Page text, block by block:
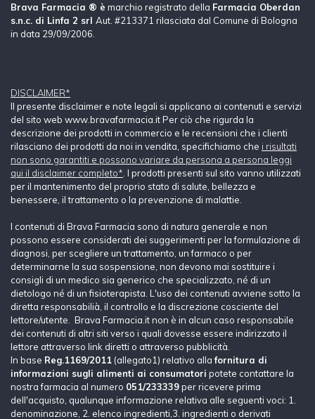
Brava Farmacia ® è marchio registrato della Farmacia Oberdan
s.n.c. di Linfa 2 srl Aut. #213371 rilasciata dal Comune di Bologna
in data 29/09/2006.
DISCLAIMER*
Il presente disclaimer e note legali si applicano ai contenuti e servizi
del sito web www.bravafarmacia.it Per ciò che rigurda la
descrizione dei prodotti in commercio e le recensioni che i clienti
rilasciano dei prodotti da noi in vendita, specifichiamo che i risultati
non sono garantiti e possono variare da persona a persona leggi
qui il disclaimer completo* . I prodotti presenti sul sito vanno utilizzati
per il mantenimento del proprio stato di salute, bellezza e
benessere, il trattamento o la prevenzione di malattie.
I contenuti di Brava Farmacia sono di natura generale e non
possono essere considerati dei suggerimenti per la formulazione di
diagnosi, per scegliere un trattamento, un farmaco o per
determinarne la sua sospensione, non devono mai sostituire i
consigli di un medico sia generico che specializzato, né di un
dietologo né di un fisioterapista. L'uso dei contenuti avviene sotto la
diretta responsabilià, il controllo e la discrezione cosciente del
lettore/utente. Brava Farmacia.it non è in alcun caso responsabile
dei contenuti di altri siti verso i quali dovesse essere indirizzato il
lettore attraverso link diretti o attraverso pubblicità.
In base Reg.1169/2011 (allegato1) relativo allafornitura di
informazioni sugli alimenti ai consumatori potete contattare la
nostra farmacia al numero 051/233339per ricevere prima
dell'acquisto, qualunque informazione relativa alle seguenti voci: 1.
denominazione, 2. elenco ingredienti,3. ingredienti o derivati